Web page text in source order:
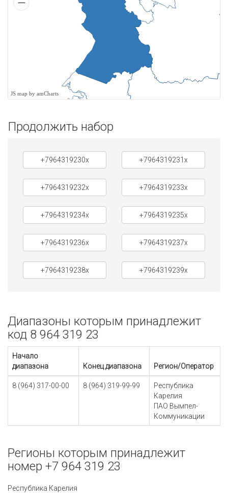
JS map by amCharts
Продолжить набор
+7964319230x +7964319231x
+7964319232x +7964319233x
+7964319234x +7964319235x
+7964319236x +7964319237x
+7964319238x +7964319239x
Диапазоны которым принадлежит
код 8 964 319 23
Начало
диапазона
Конец диапазона Регион/Оператор
8 (964) 317-00-00 8 (964) 319-99-99
Республика
Карелия
ПАО Вымпел-
Коммуникации
Регионы которым принадлежит
номер +7 964 319 23
Республика Карелия